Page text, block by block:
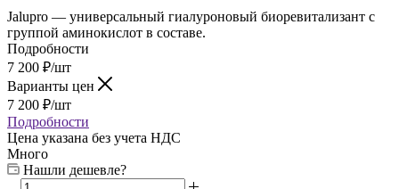
Jalupro — универсальный гиалуроновый биоревитализант с
группой аминокислот в составе.
Подробности
7 200 ₽/шт
Варианты цен
7 200 ₽/шт
Подробности
Цена указана без учета НДС
Много
Нашли дешевле?